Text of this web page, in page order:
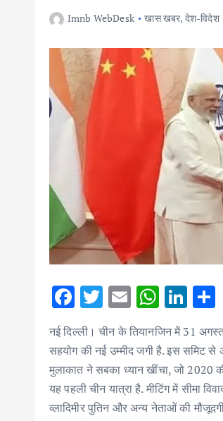
Imnb WebDesk खास खबर, देश-विदेश
F
ac
e
b
o
o
T
w
it
te
r
E
m
ai
l
W
h
at
s
A
p
Li
k
e
dI
n
नई दिल्ली। चीन के तियानजिन में 31
सहयोग की नई उम्मीद जगी है. इस समिट से
मुलाकात ने सबका ध्यान खींचा, जो 2020
यह पहली चीन यात्रा है. मीटिंग में सीमा
व्लादिमीर पुतिन और अन्य नेताओं की